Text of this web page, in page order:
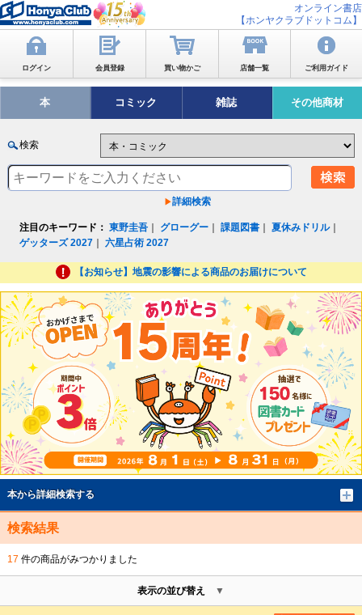
オンライン書店
【ホンヤクラブドットコム】
ログイン 会員登録 買い物かご 店舗一覧 ご利用ガイド
本 コミック 雑誌 その他商材
検索
詳細検索
注目のキーワード： 東野圭吾 グローグー ｜課題図書 ｜夏休みドリル｜
ゲッターズ 2027 ｜六星占術 2027
【お知らせ】地震の影響による商品のお届けについて
本から詳細検索する
検索結果
17 件の商品がみつかりました
表示の並び替え